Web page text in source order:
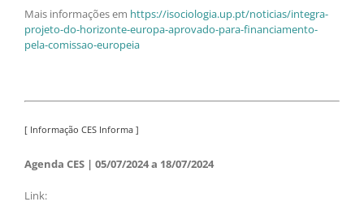
Mais informações em https://isociologia.up.pt/noticias/integra-
projeto-do-horizonte-europa-aprovado-para-financiamento-
pela-comissao-europeia
[ Informação CES Informa ]
Agenda CES | 05/07/2024 a 18/07/2024
Link: